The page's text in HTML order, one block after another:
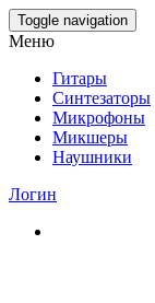
Skip
to
content
Toggle navigation
Меню
Гитары
Синтезаторы
Микрофоны
Микшеры
Наушники
Логин